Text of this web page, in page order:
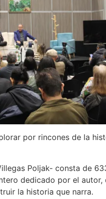
por rincones de la
Poljak- consta de
dedicado por el autor,
la historia que narra.